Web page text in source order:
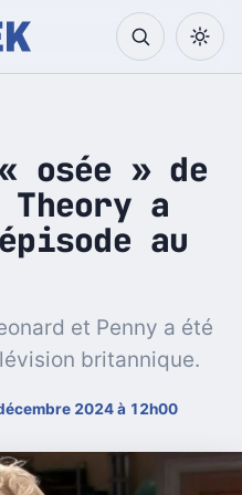
osée » de
Theory a
au
et Penny a été
britannique.
2024 à 12h00